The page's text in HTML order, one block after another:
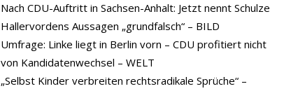
Nach CDU-Auftritt in Sachsen-Anhalt: Jetzt nennt Schulze
Hallervordens Aussagen „grundfalsch“ – BILD
Umfrage: Linke liegt in Berlin vorn – CDU profitiert nicht
von Kandidatenwechsel – WELT
„Selbst Kinder verbreiten rechtsradikale Sprüche“ –